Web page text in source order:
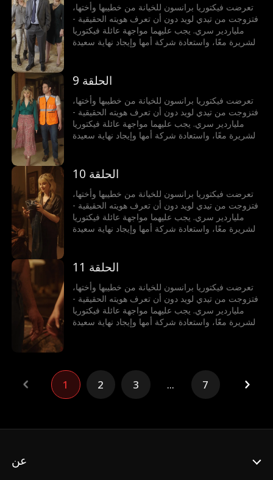
تعرضت فيكتوريا برانسون للخيانة من خطيبها وأختها،
فتزوجت من تيدي لويد دون أن تعرف هويته الحقيقية -
ملياردير سري. يجب عليهما مواجهة عائلة فيكتوريا
الشريرة معًا، واستعادة شركة أمها وإيجاد نهاية سعيدة
الحلقة 9
تعرضت فيكتوريا برانسون للخيانة من خطيبها وأختها،
فتزوجت من تيدي لويد دون أن تعرف هويته الحقيقية -
ملياردير سري. يجب عليهما مواجهة عائلة فيكتوريا
الشريرة معًا، واستعادة شركة أمها وإيجاد نهاية سعيدة
الحلقة 10
تعرضت فيكتوريا برانسون للخيانة من خطيبها وأختها،
فتزوجت من تيدي لويد دون أن تعرف هويته الحقيقية -
ملياردير سري. يجب عليهما مواجهة عائلة فيكتوريا
الشريرة معًا، واستعادة شركة أمها وإيجاد نهاية سعيدة
الحلقة 11
تعرضت فيكتوريا برانسون للخيانة من خطيبها وأختها،
فتزوجت من تيدي لويد دون أن تعرف هويته الحقيقية -
ملياردير سري. يجب عليهما مواجهة عائلة فيكتوريا
الشريرة معًا، واستعادة شركة أمها وإيجاد نهاية سعيدة
1 2 3 ... 7
عن